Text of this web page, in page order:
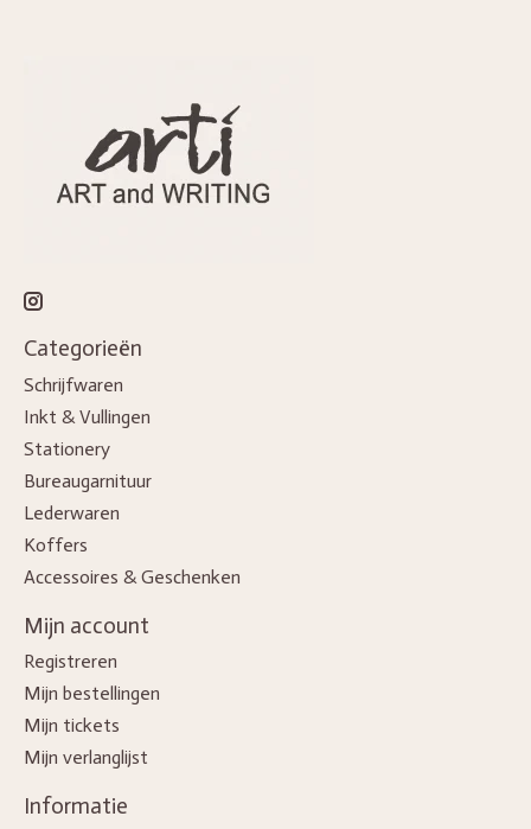
Categorieën
Schrijfwaren
Inkt & Vullingen
Stationery
Bureaugarnituur
Lederwaren
Koffers
Accessoires & Geschenken
Mijn account
Registreren
Mijn bestellingen
Mijn tickets
Mijn verlanglijst
Informatie